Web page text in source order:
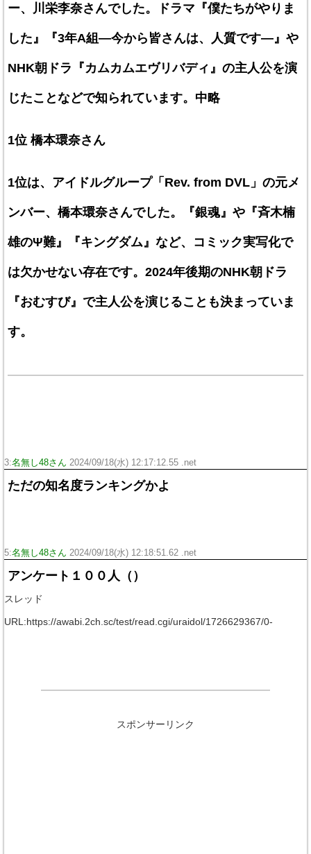
ー、川栄李奈さんでした。ドラマ『僕たちがやりま
した』『3年A組―今から皆さんは、人質です―』や
NHK朝ドラ『カムカムエヴリバディ』の主人公を演
じたことなどで知られています。中略
1位 橋本環奈さん
1位は、アイドルグループ「Rev. from DVL」の元メ
ンバー、橋本環奈さんでした。『銀魂』や『斉木楠
雄のΨ難』『キングダム』など、コミック実写化で
は欠かせない存在です。2024年後期のNHK朝ドラ
『おむすび』で主人公を演じることも決まっていま
す。
3:名無し48さん 2024/09/18(水) 12:17:12.55 .net
ただの知名度ランキングかよ
5:名無し48さん 2024/09/18(水) 12:18:51.62 .net
アンケート１００人（）
スレッド
URL:https://awabi.2ch.sc/test/read.cgi/uraidol/1726629367/0-
スポンサーリンク